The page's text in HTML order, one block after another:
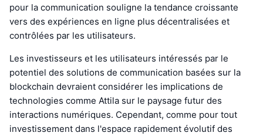
pour la communication souligne la tendance croissante
vers des expériences en ligne plus décentralisées et
contrôlées par les utilisateurs.
Les investisseurs et les utilisateurs intéressés par le
potentiel des solutions de communication basées sur la
blockchain devraient considérer les implications de
technologies comme Attila sur le paysage futur des
interactions numériques. Cependant, comme pour tout
investissement dans l'espace rapidement évolutif des